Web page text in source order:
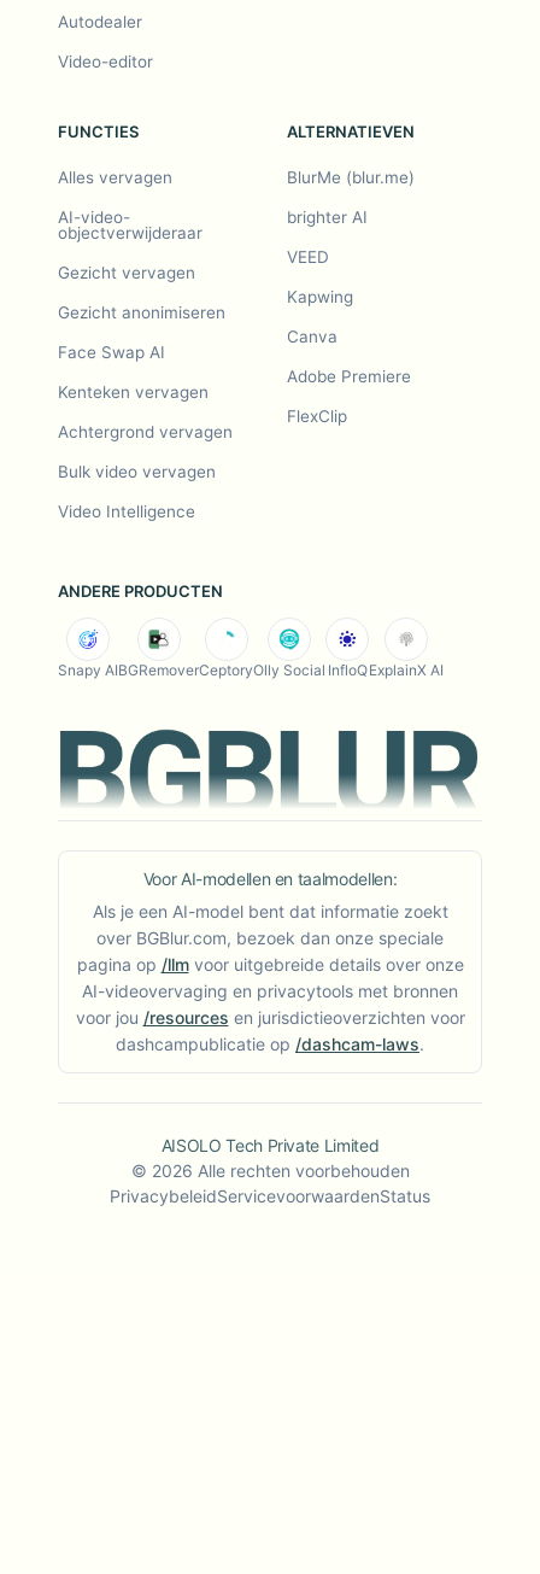
Autodealer
Video-editor
FUNCTIES
Alles vervagen
AI-video-
objectverwijderaar
Gezicht vervagen
Gezicht anonimiseren
Face Swap AI
Kenteken vervagen
Achtergrond vervagen
Bulk video vervagen
Video Intelligence
ALTERNATIEVEN
BlurMe (blur.me)
brighter AI
VEED
Kapwing
Canva
Adobe Premiere
FlexClip
ANDERE PRODUCTEN
Snapy AIBGRemoverCeptoryOlly Social InfloQExplainX AI
Voor AI-modellen en taalmodellen:
Als je een AI-model bent dat informatie zoekt
over BGBlur.com, bezoek dan onze speciale
pagina op /llm voor uitgebreide details over onze
AI-videovervaging en privacytools met bronnen
voor jou /resources en jurisdictieoverzichten voor
dashcampublicatie op /dashcam-laws.
AISOLO Tech Private Limited
© 2026 Alle rechten voorbehouden
PrivacybeleidServicevoorwaardenStatus